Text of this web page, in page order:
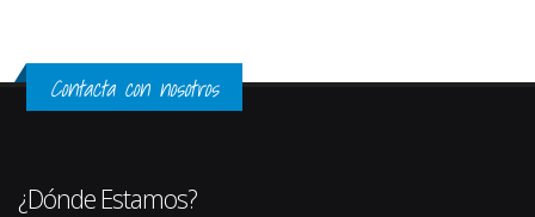
Contacta con nosotros
¿Dónde Estamos?